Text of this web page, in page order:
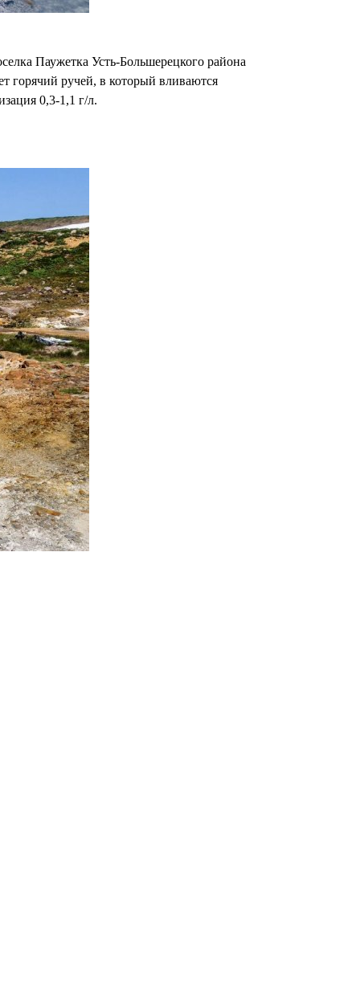
Паужетка Усть-Большерецкого района
горячий ручей, в который вливаются
0,3-1,1 г/л.